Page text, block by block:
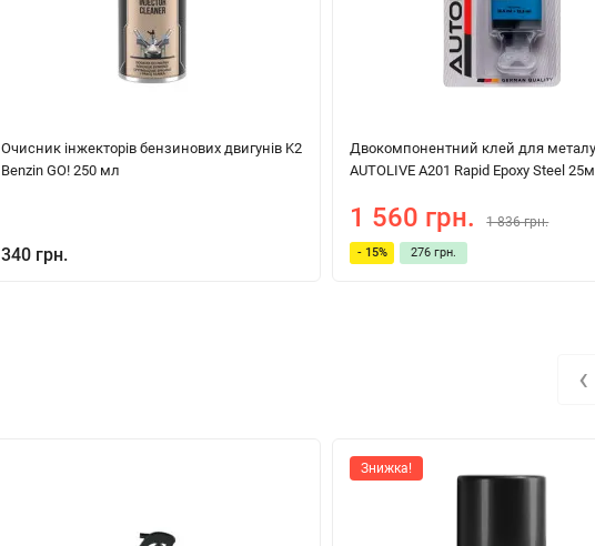
Очисник інжекторів бензинових двигунів K2
Benzin GO! 250 мл
340 грн.
Двокомпонентний клей для металу
AUTOLIVE A201 Rapid Epoxy Steel
1 560 грн. 1 836 грн.
- 15% 276 грн.
Знижка!
‹